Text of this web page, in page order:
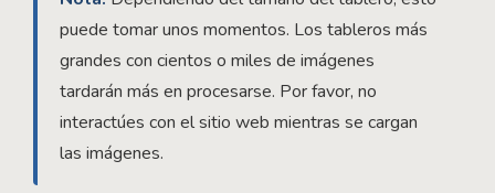
puede tomar unos momentos. Los tableros más
grandes con cientos o miles de imágenes
tardarán más en procesarse. Por favor, no
interactúes con el sitio web mientras se cargan
las imágenes.